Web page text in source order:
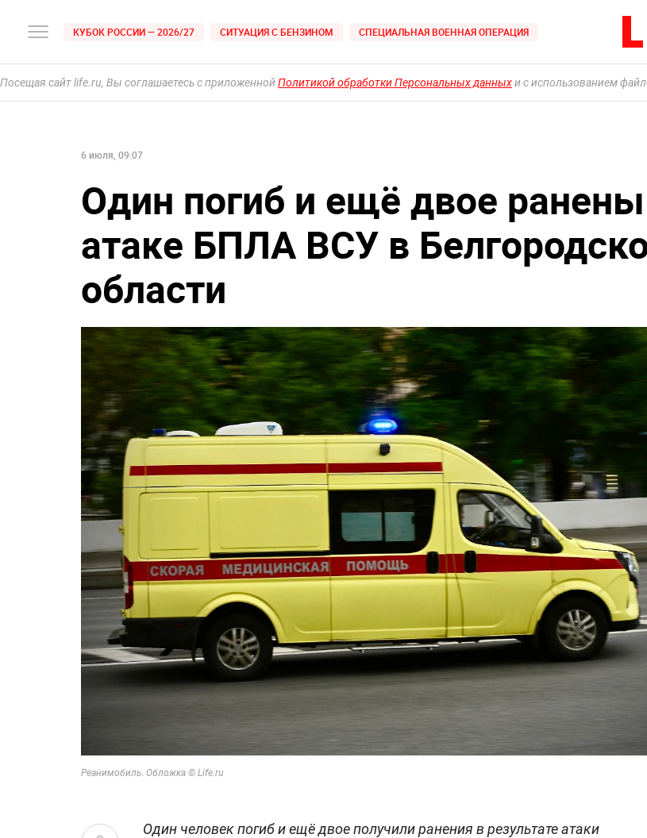
КУБОК РОССИИ — 2026/27 СИТУАЦИЯ С БЕНЗИНОМ СПЕЦИАЛЬНАЯ ВОЕННАЯ ОПЕРАЦИЯ
Посещая сайт life.ru, Вы соглашаетесь с приложеннойПолитикой обработки Персональных данныхи с использованием
6 июля, 09:07
Один погиб и ещё двое
атаке БПЛА ВСУ в
области
Реанимобиль. Обложка © Life.ru
Один человек погиб и ещё двое получили ранения в результате атаки